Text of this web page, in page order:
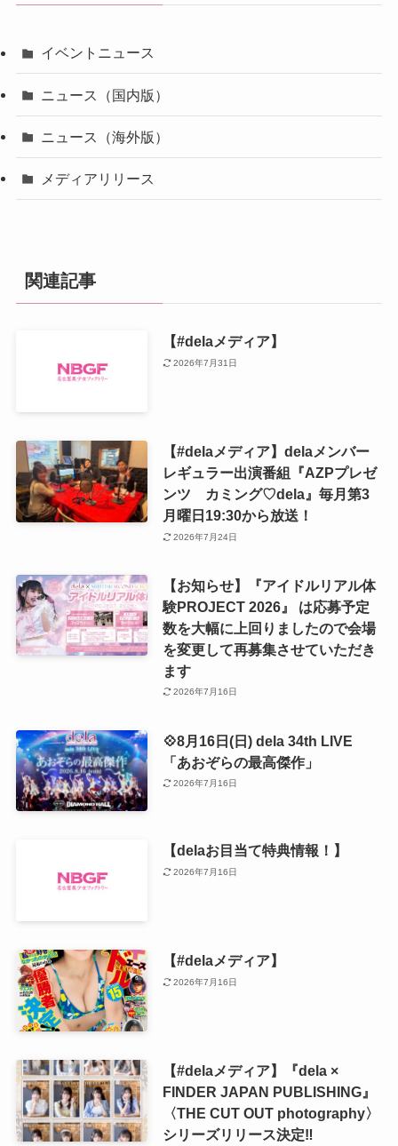
イベントニュース
ニュース（国内版）
ニュース（海外版）
メディアリリース
関連記事
【#delaメディア】
2026年7月31日
【#delaメディア】delaメンバー
レギュラー出演番組『AZPプレゼ
ンツ カミング♡dela』毎月第3
月曜日19:30から放送！
2026年7月24日
【お知らせ】『アイドルリアル体
験PROJECT 2026』 は応募予定
数を大幅に上回りましたので会場
を変更して再募集させていただき
ます
2026年7月16日
💠8月16日(日) dela 34th LIVE
「あおぞらの最高傑作」
2026年7月16日
【delaお目当て特典情報！】
2026年7月16日
【#delaメディア】
2026年7月16日
【#delaメディア】『dela ×
FINDER JAPAN PUBLISHING』
〈THE CUT OUT photography〉
シリーズリリース決定‼️